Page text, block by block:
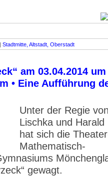
| Stadtmitte, Altstadt, Oberstadt
am 03.04.2014
• Eine Aufführung
Unter der Regie
Lischka und Harald
hat sich die
Mathematisch-
gewagt.